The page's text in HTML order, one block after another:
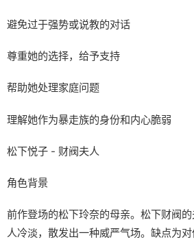
避免过于强势或说教的对话
尊重她的选择，给予支持
帮助她处理家庭问题
理解她作为暴走族的身份和内心脆弱
松下悦子 - 财阀夫人
角色背景
前作登场的松下玲奈的母亲。松下财阀
人冷淡，散发出一种威严气场。缺点为